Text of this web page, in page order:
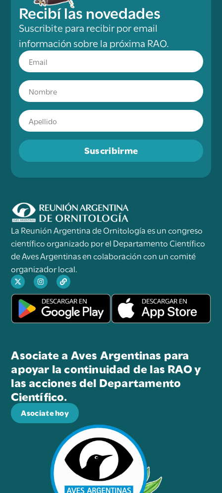
Recibí las novedades
Suscribite para recibir por email
información sobre la próxima RAO.
Suscribirme
La Reunión Argentina de Ornitología es un congreso
científico organizado por el Departamento Científico
de Aves Argentinas en colaboración con un comité
organizador local.
Asociate a Aves Argentinas para
apoyar la continuidad de las RAO y
las acciones del Departamento
Científico.
Asociate hoy